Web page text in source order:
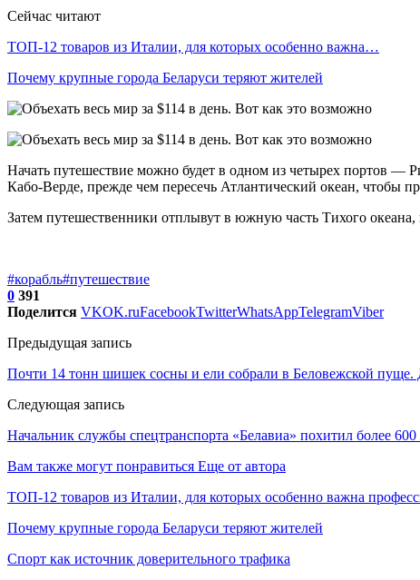
Сейчас читают
ТОП-12 товаров из Италии, для которых особенно важна…
Почему крупные города Беларуси теряют жителей
Начать путешествие можно будет в одном из четырех портов —
Кабо-Верде, прежде чем пересечь Атлантический океан, чтобы
Затем путешественники отплывут в южную часть Тихого
#корабль#путешествие
0 391
Поделится VKOK.ruFacebookTwitterWhatsAppTelegramViber
Предыдущая запись
Почти 14 тонн шишек сосны и ели собрали в Беловежской пуще.
Следующая запись
Начальник службы спецтранспорта «Белавиа» похитил более
Вам также могут понравиться Еще от автора
ТОП-12 товаров из Италии, для которых особенно важна
Почему крупные города Беларуси теряют жителей
Спорт как источник доверительного трафика